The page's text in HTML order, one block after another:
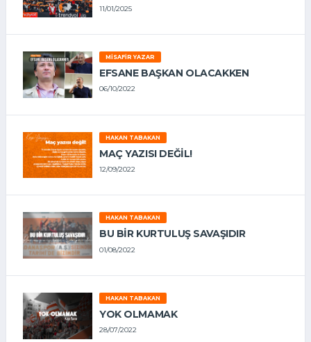
11/01/2025
MISAFIR YAZAR
EFSANE BAŞKAN OLACAKKEN
06/10/2022
HAKAN TABAKAN
MAÇ YAZISI DEĞİL!
12/09/2022
HAKAN TABAKAN
BU BİR KURTULUŞ SAVAŞIDIR
01/08/2022
HAKAN TABAKAN
YOK OLMAMAK
28/07/2022